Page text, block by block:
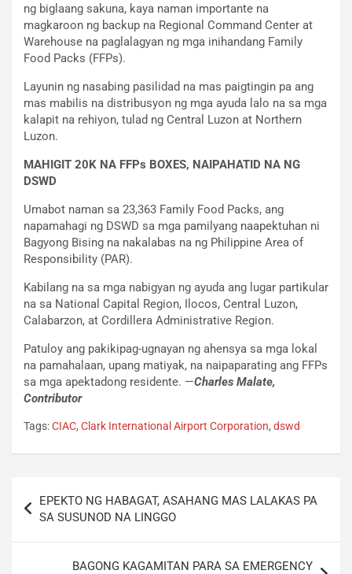
ng biglaang sakuna, kaya naman importante na
magkaroon ng backup na Regional Command Center at
Warehouse na paglalagyan ng mga inihandang Family
Food Packs (FFPs).
Layunin ng nasabing pasilidad na mas paigtingin pa ang
mas mabilis na distribusyon ng mga ayuda lalo na sa mga
kalapit na rehiyon, tulad ng Central Luzon at Northern
Luzon.
MAHIGIT 20K NA FFPs BOXES, NAIPAHATID NA NG
DSWD
Umabot naman sa 23,363 Family Food Packs, ang
napamahagi ng DSWD sa mga pamilyang naapektuhan ni
Bagyong Bising na nakalabas na ng Philippine Area of
Responsibility (PAR).
Kabilang na sa mga nabigyan ng ayuda ang lugar partikular
na sa National Capital Region, Ilocos, Central Luzon,
Calabarzon, at Cordillera Administrative Region.
Patuloy ang pakikipag-ugnayan ng ahensya sa mga lokal
na pamahalaan, upang matiyak, na naipaparating ang FFPs
sa mga apektadong residente. —Charles Malate,
Contributor
Tags:CIAC, Clark International Airport Corporation, dswd
navigation
EPEKTO NG HABAGAT, ASAHANG MAS LALAKAS PA
SA SUSUNOD NA LINGGO
BAGONG KAGAMITAN PARA SA EMERGENCY